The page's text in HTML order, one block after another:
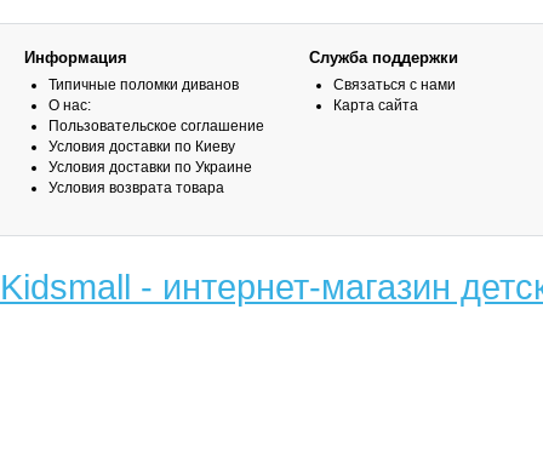
Информация
Типичные поломки диванов
О нас:
Пользовательское соглашение
Условия доставки по Киеву
Условия доставки по Украине
Условия возврата товара
Служба поддержки
Связаться с нами
Карта сайта
Kidsmall - интернет-магазин